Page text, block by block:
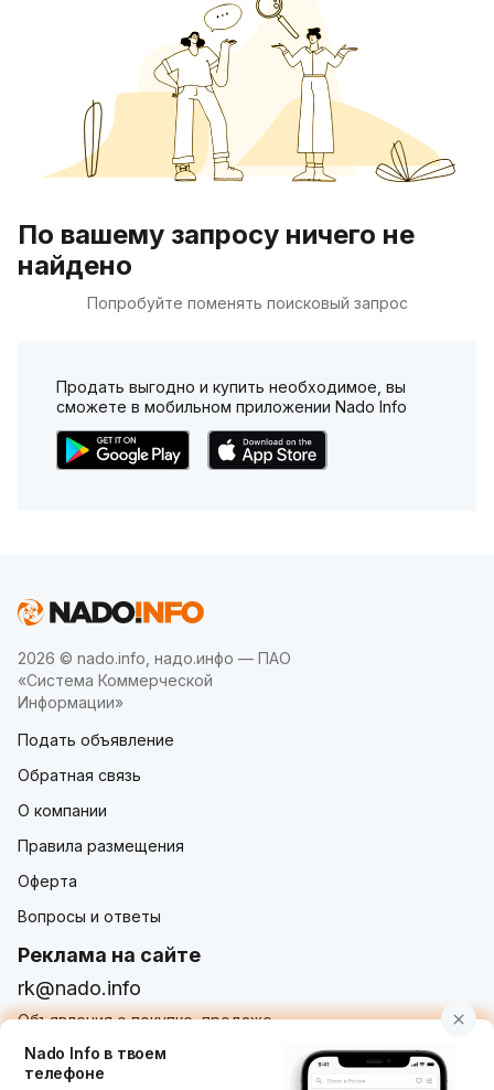
По вашему запросу ничего не
найдено
Попробуйте поменять поисковый запрос
Продать выгодно и купить необходимое, вы
сможете в мобильном приложении Nado Info
2026 © nado.info, надо.инфо — ПАО
«Система Коммерческой
Информации»
Подать объявление
Обратная связь
О компании
Правила размещения
Оферта
Вопросы и ответы
Реклама на сайте
rk@nado.info
Объявления о покупке, продаже,
услугах от частных лиц и организаций
Nado Info в твоем
телефоне